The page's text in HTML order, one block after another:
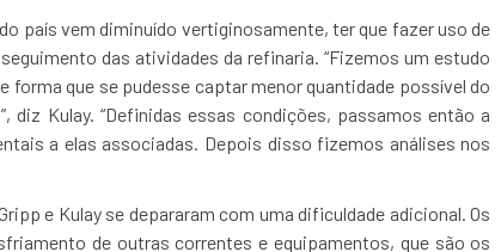
país vem diminuído vertiginosamente, ter que fazer uso de
das atividades da refinaria. “Fizemos um estudo
que se pudesse captar menor quantidade possível do
Kulay. “Definidas essas condições, passamos então a
a elas associadas. Depois disso fizemos análises nos
e Kulay se depararam com uma dificuldade adicional. Os
de outras correntes e equipamentos, que são os